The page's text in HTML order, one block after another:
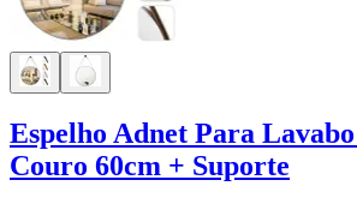
Espelho Adnet Para
Couro 60cm + Suporte